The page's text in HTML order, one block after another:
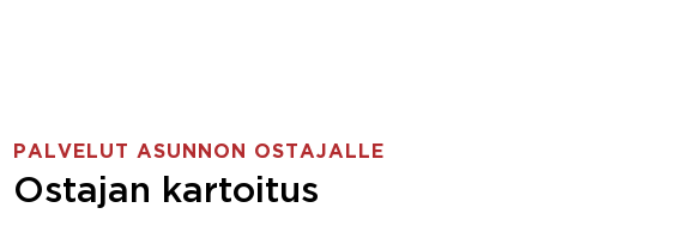
PALVELUT ASUNNON OSTAJALLE
Ostajan kartoitus